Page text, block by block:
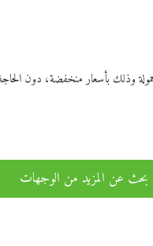
وذلك بأسعار منخفضة،
بحث عن المزيد من الوجهات